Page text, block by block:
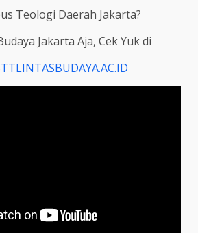
Teologi Daerah Jakarta?
Jakarta Aja, Cek Yuk di